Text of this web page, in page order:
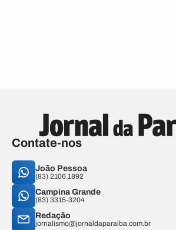
Contate-nos
João Pessoa
(83) 2106.1892
Campina Grande
(83) 3315-3204
Redação
jornalismo@jornaldaparaiba.com.br